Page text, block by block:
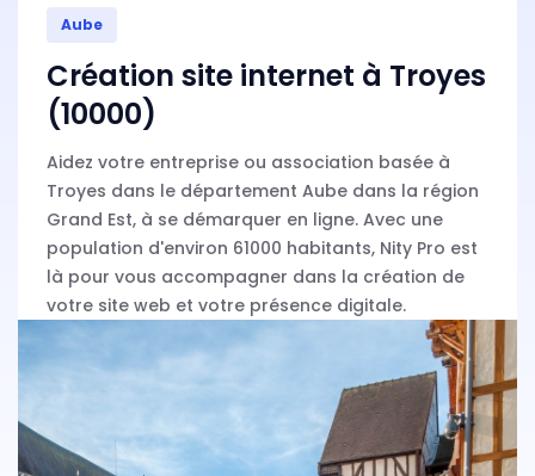
Aube
Création site internet à Troyes
(10000)
Aidez votre entreprise ou association basée à
Troyes dans le département Aube dans la région
Grand Est, à se démarquer en ligne. Avec une
population d'environ 61000 habitants, Nity Pro est
là pour vous accompagner dans la création de
votre site web et votre présence digitale.